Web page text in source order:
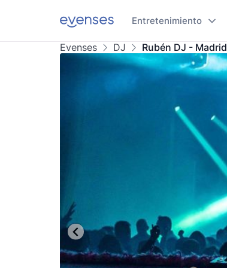
Entretenimiento
Evenses DJ Rubén DJ - Madrid